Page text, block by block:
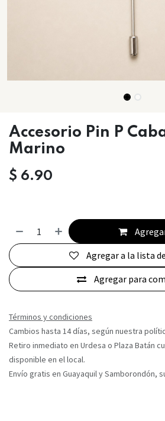
Accesorio Pin P
Marino
$ 6.90
Agregar para
Agregar a la lista
Términos y condiciones
Cambios hasta 14 días, según nuestra
Retiro inmediato en Urdesa o Plaza Batán
disponible en el local.
Envío gratis en Guayaquil y Samborondón,